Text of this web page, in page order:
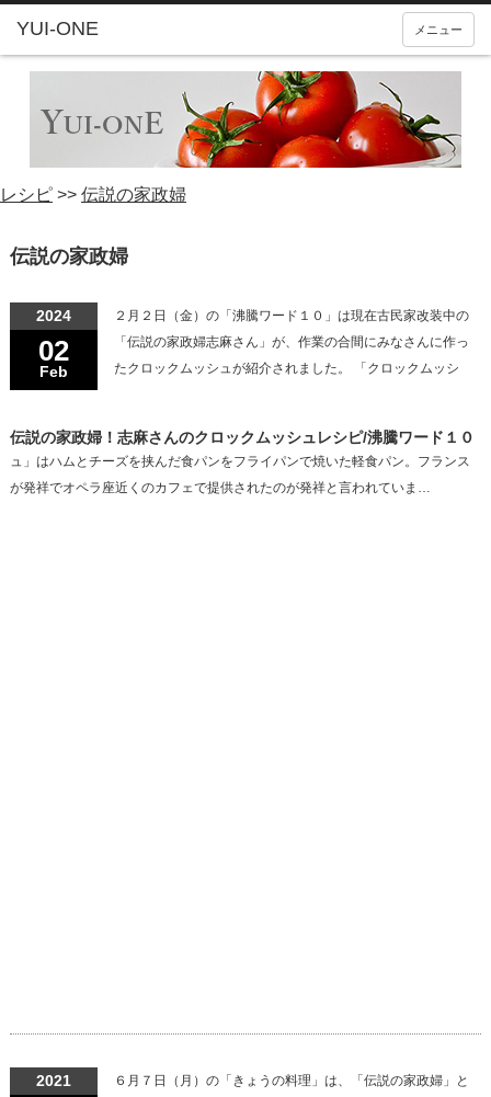
YUI-ONE メニュー
レシピ >> 伝説の家政婦
伝説の家政婦
2024
02
Feb
伝説の家政婦！志麻さんのクロックムッシュレシピ/沸騰ワード１０
２月２日（金）の「沸騰ワード１０」は現在古民家改装中の
「伝説の家政婦志麻さん」が、作業の合間にみなさんに作っ
たクロックムッシュが紹介されました。 「クロックムッシ
ュ」はハムとチーズを挟んだ食パンをフライパンで焼いた軽食パン。フランス
が発祥でオペラ座近くのカフェで提供されたのが発祥と言われていま…
2021
６月７日（月）の「きょうの料理」は、「伝説の家政婦」と